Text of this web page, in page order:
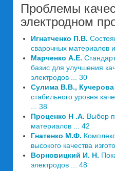
Проблемы
электродном
Игнатченко П.В.
сварочных материалов
Марченко А.Е.
базис для улучшения
электродов ... 30
Сулима В.В.,
стабильного уровня
... 38
Проценко Н .А. Выбор
материалов ... 42
Гнатенко М.Ф.
высокого качества
Ворновицкий И. Н.
электродов ... 48